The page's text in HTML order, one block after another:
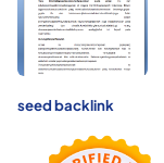
seed backlink